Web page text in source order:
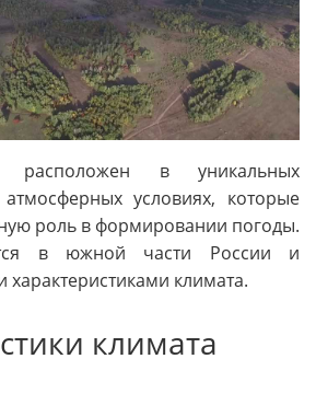
расположен в уникальных
условиях, которые
роль в формировании погоды.
в южной части России и
характеристиками климата.
климата